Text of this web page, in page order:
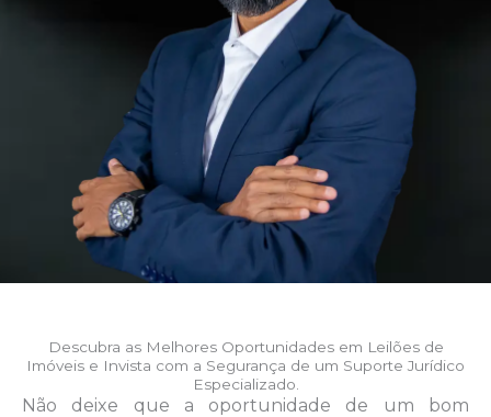
Descubra as Melhores Oportunidades em Leilões de
Imóveis e Invista com a Segurança de um Suporte Jurídico
Especializado.
Não deixe que a oportunidade de um bom